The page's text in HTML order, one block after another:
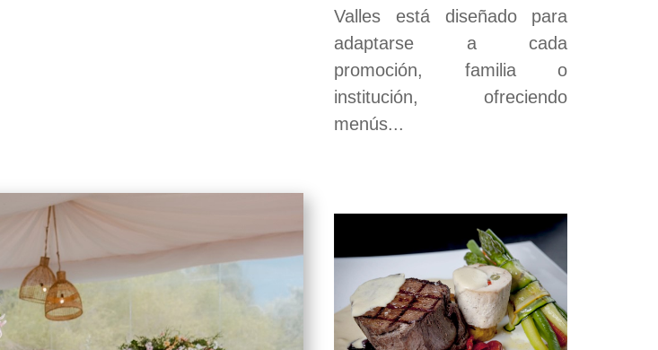
Valles está diseñado para
adaptarse a cada
promoción, familia o
institución, ofreciendo
menús...